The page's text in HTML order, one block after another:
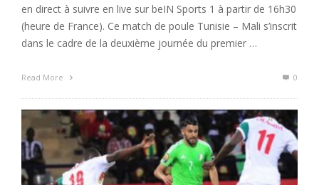
en direct à suivre en live sur beIN Sports 1 à partir de 16h30
(heure de France). Ce match de poule Tunisie – Mali s’inscrit
dans le cadre de la deuxième journée du premier …
Read More 0